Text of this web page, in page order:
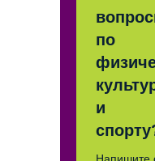
по
и